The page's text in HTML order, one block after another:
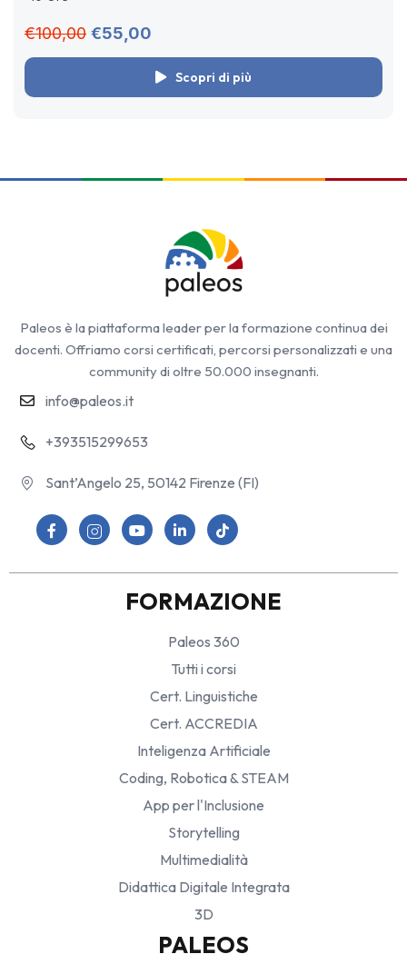
online asincrono...
€100,00 €55,00
Scopri di più
Paleos è la piattaforma leader per la formazione continua dei
docenti. Offriamo corsi certificati, percorsi personalizzati e una
community di oltre 50.000 insegnanti.
info@paleos.it
+393515299653
Sant’Angelo 25, 50142 Firenze (FI)
FORMAZIONE
Paleos 360
Tutti i corsi
Cert. Linguistiche
Cert. ACCREDIA
Inteligenza Artificiale
Coding, Robotica & STEAM
App per l'Inclusione
Storytelling
Multimedialità
Didattica Digitale Integrata
3D
PALEOS